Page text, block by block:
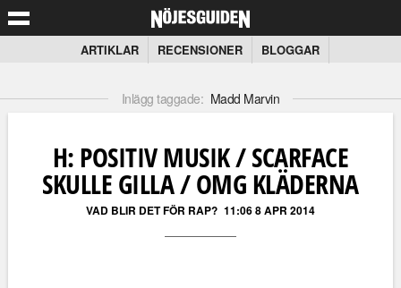
ARTIKLAR RECENSIONER BLOGGAR
Inlägg taggade: Madd Marvin
H: POSITIV MUSIK / SCARFACE
SKULLE GILLA / OMG KLÄDERNA
VAD BLIR DET FÖR RAP? 11:06 8 APR 2014